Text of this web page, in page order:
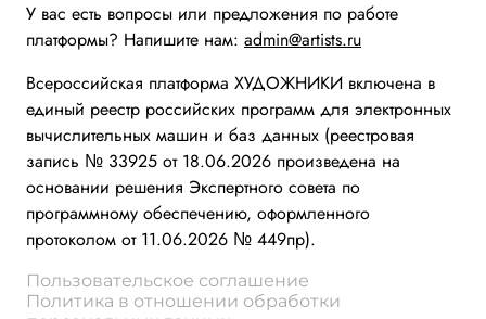
У вас есть вопросы или предложения по работе
платформы? Напишите нам: admin@artists.ru
Всероссийская платформа ХУДОЖНИКИ включена в
единый реестр российских программ для электронных
вычислительных машин и баз данных (реестровая
запись № 33925 от 18.06.2026 произведена на
основании решения Экспертного совета по
программному обеспечению, оформленного
протоколом от 11.06.2026 № 449пр).
Пользовательское соглашение
Политика в отношении обработки